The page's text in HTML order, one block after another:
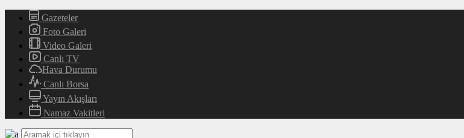
Gazeteler
Foto Galeri
Video Galeri
Canlı TV
Hava Durumu
Canlı Borsa
Yayın Akışları
Namaz Vakitleri